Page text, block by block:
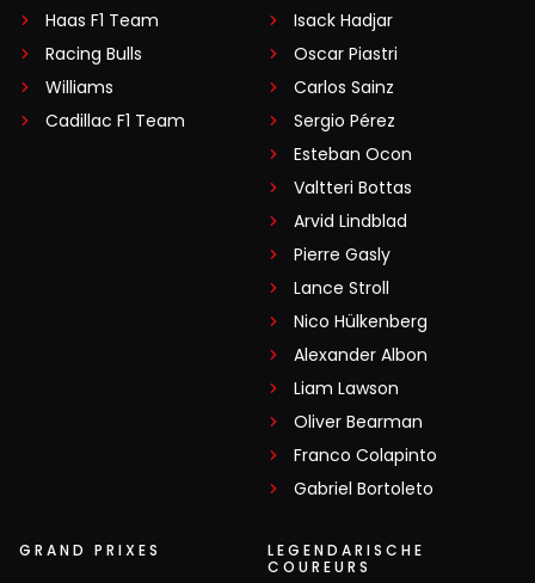
Haas F1 Team
Racing Bulls
Williams
Cadillac F1 Team
Isack Hadjar
Oscar Piastri
Carlos Sainz
Sergio Pérez
Esteban Ocon
Valtteri Bottas
Arvid Lindblad
Pierre Gasly
Lance Stroll
Nico Hülkenberg
Alexander Albon
Liam Lawson
Oliver Bearman
Franco Colapinto
Gabriel Bortoleto
GRAND PRIXES
LEGENDARISCHE
COUREURS